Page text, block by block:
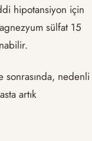
hipotansiyon için
sülfat 15
nedenli
artık